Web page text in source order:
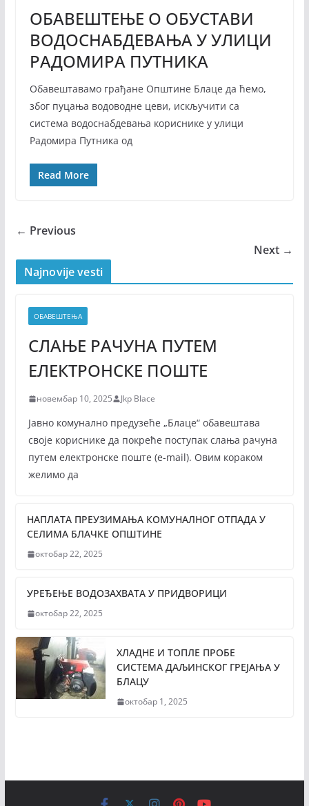
ОБАВЕШТЕЊЕ О ОБУСТАВИ
ВОДОСНАБДЕВАЊА У УЛИЦИ
РАДОМИРА ПУТНИКА
Обавештавамо грађане Општине Блаце да ћемо,
због пуцања водоводне цеви, искључити са
система водоснабдевања кориснике у улици
Радомира Путника од
Read More
← Previous
Next →
Najnovije vesti
ОБАВЕШТЕЊА
СЛАЊЕ РАЧУНА ПУТЕМ
ЕЛЕКТРОНСКЕ ПОШТЕ
новембар 10, 2025 Jkp Blace
Јавно комунално предузеће „Блаце“ обавештава
своје кориснике да покреће поступак слања рачуна
путем електронске поште (е-mail). Овим кораком
желимо да
НАПЛАТА ПРЕУЗИМАЊА КОМУНАЛНОГ ОТПАДА У
СЕЛИМА БЛАЧКЕ ОПШТИНЕ
октобар 22, 2025
УРЕЂЕЊЕ ВОДОЗАХВАТА У ПРИДВОРИЦИ
октобар 22, 2025
ХЛАДНЕ И ТОПЛЕ ПРОБЕ
СИСТЕМА ДАЉИНСКОГ ГРЕЈАЊА У
БЛАЦУ
октобар 1, 2025